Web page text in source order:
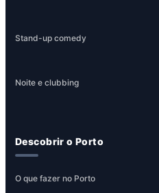
Stand-up comedy
Noite e clubbing
Descobrir o Porto
O que fazer no Porto